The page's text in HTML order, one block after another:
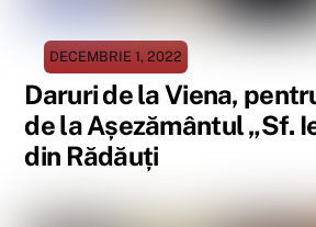
DECEMBRIE 1, 2022
Daruri de la Viena,
de la Așezământul „Sf.
din Rădăuți